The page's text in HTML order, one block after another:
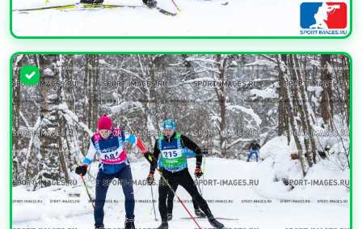
УВЕЛИЧИТЬ